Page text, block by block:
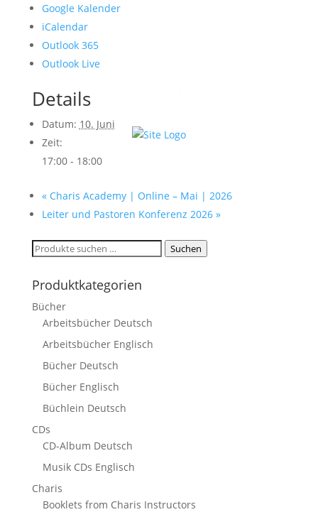
Google Kalender
iCalendar
Outlook 365
Outlook Live
Details
Datum: 10. Juni
Zeit:
17:00 - 18:00
«Charis Academy | Online – Mai | 2026
Leiter und Pastoren Konferenz 2026 »
Suchen
Suchen
Produktkategorien
Bücher
Arbeitsbücher Deutsch
Arbeitsbücher Englisch
Bücher Deutsch
Bücher Englisch
Büchlein Deutsch
CDs
CD-Album Deutsch
Musik CDs Englisch
Charis
Booklets from Charis Instructors